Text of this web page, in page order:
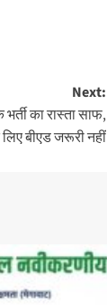
Next:
का रास्ता साफ,
बीएड जरूरी नहीं